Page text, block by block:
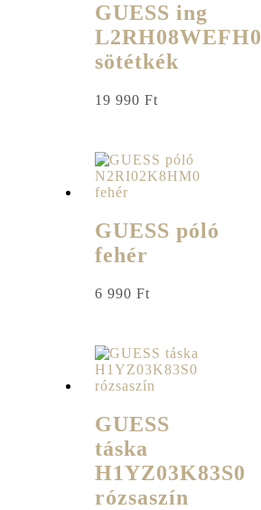
GUESS ing
L2RH08WEFH0
sötétkék
19 990 Ft
GUESS póló
fehér
6 990 Ft
GUESS
táska
H1YZ03K83S0
rózsaszín